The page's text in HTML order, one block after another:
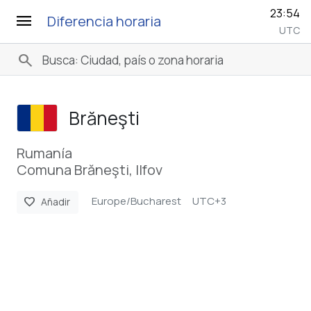
menu Diferencia horaria 23:54
UTC
search
Brăneşti
Rumanía
Comuna Brăneşti, Ilfov
favorite Añadir Europe/Bucharest UTC+3